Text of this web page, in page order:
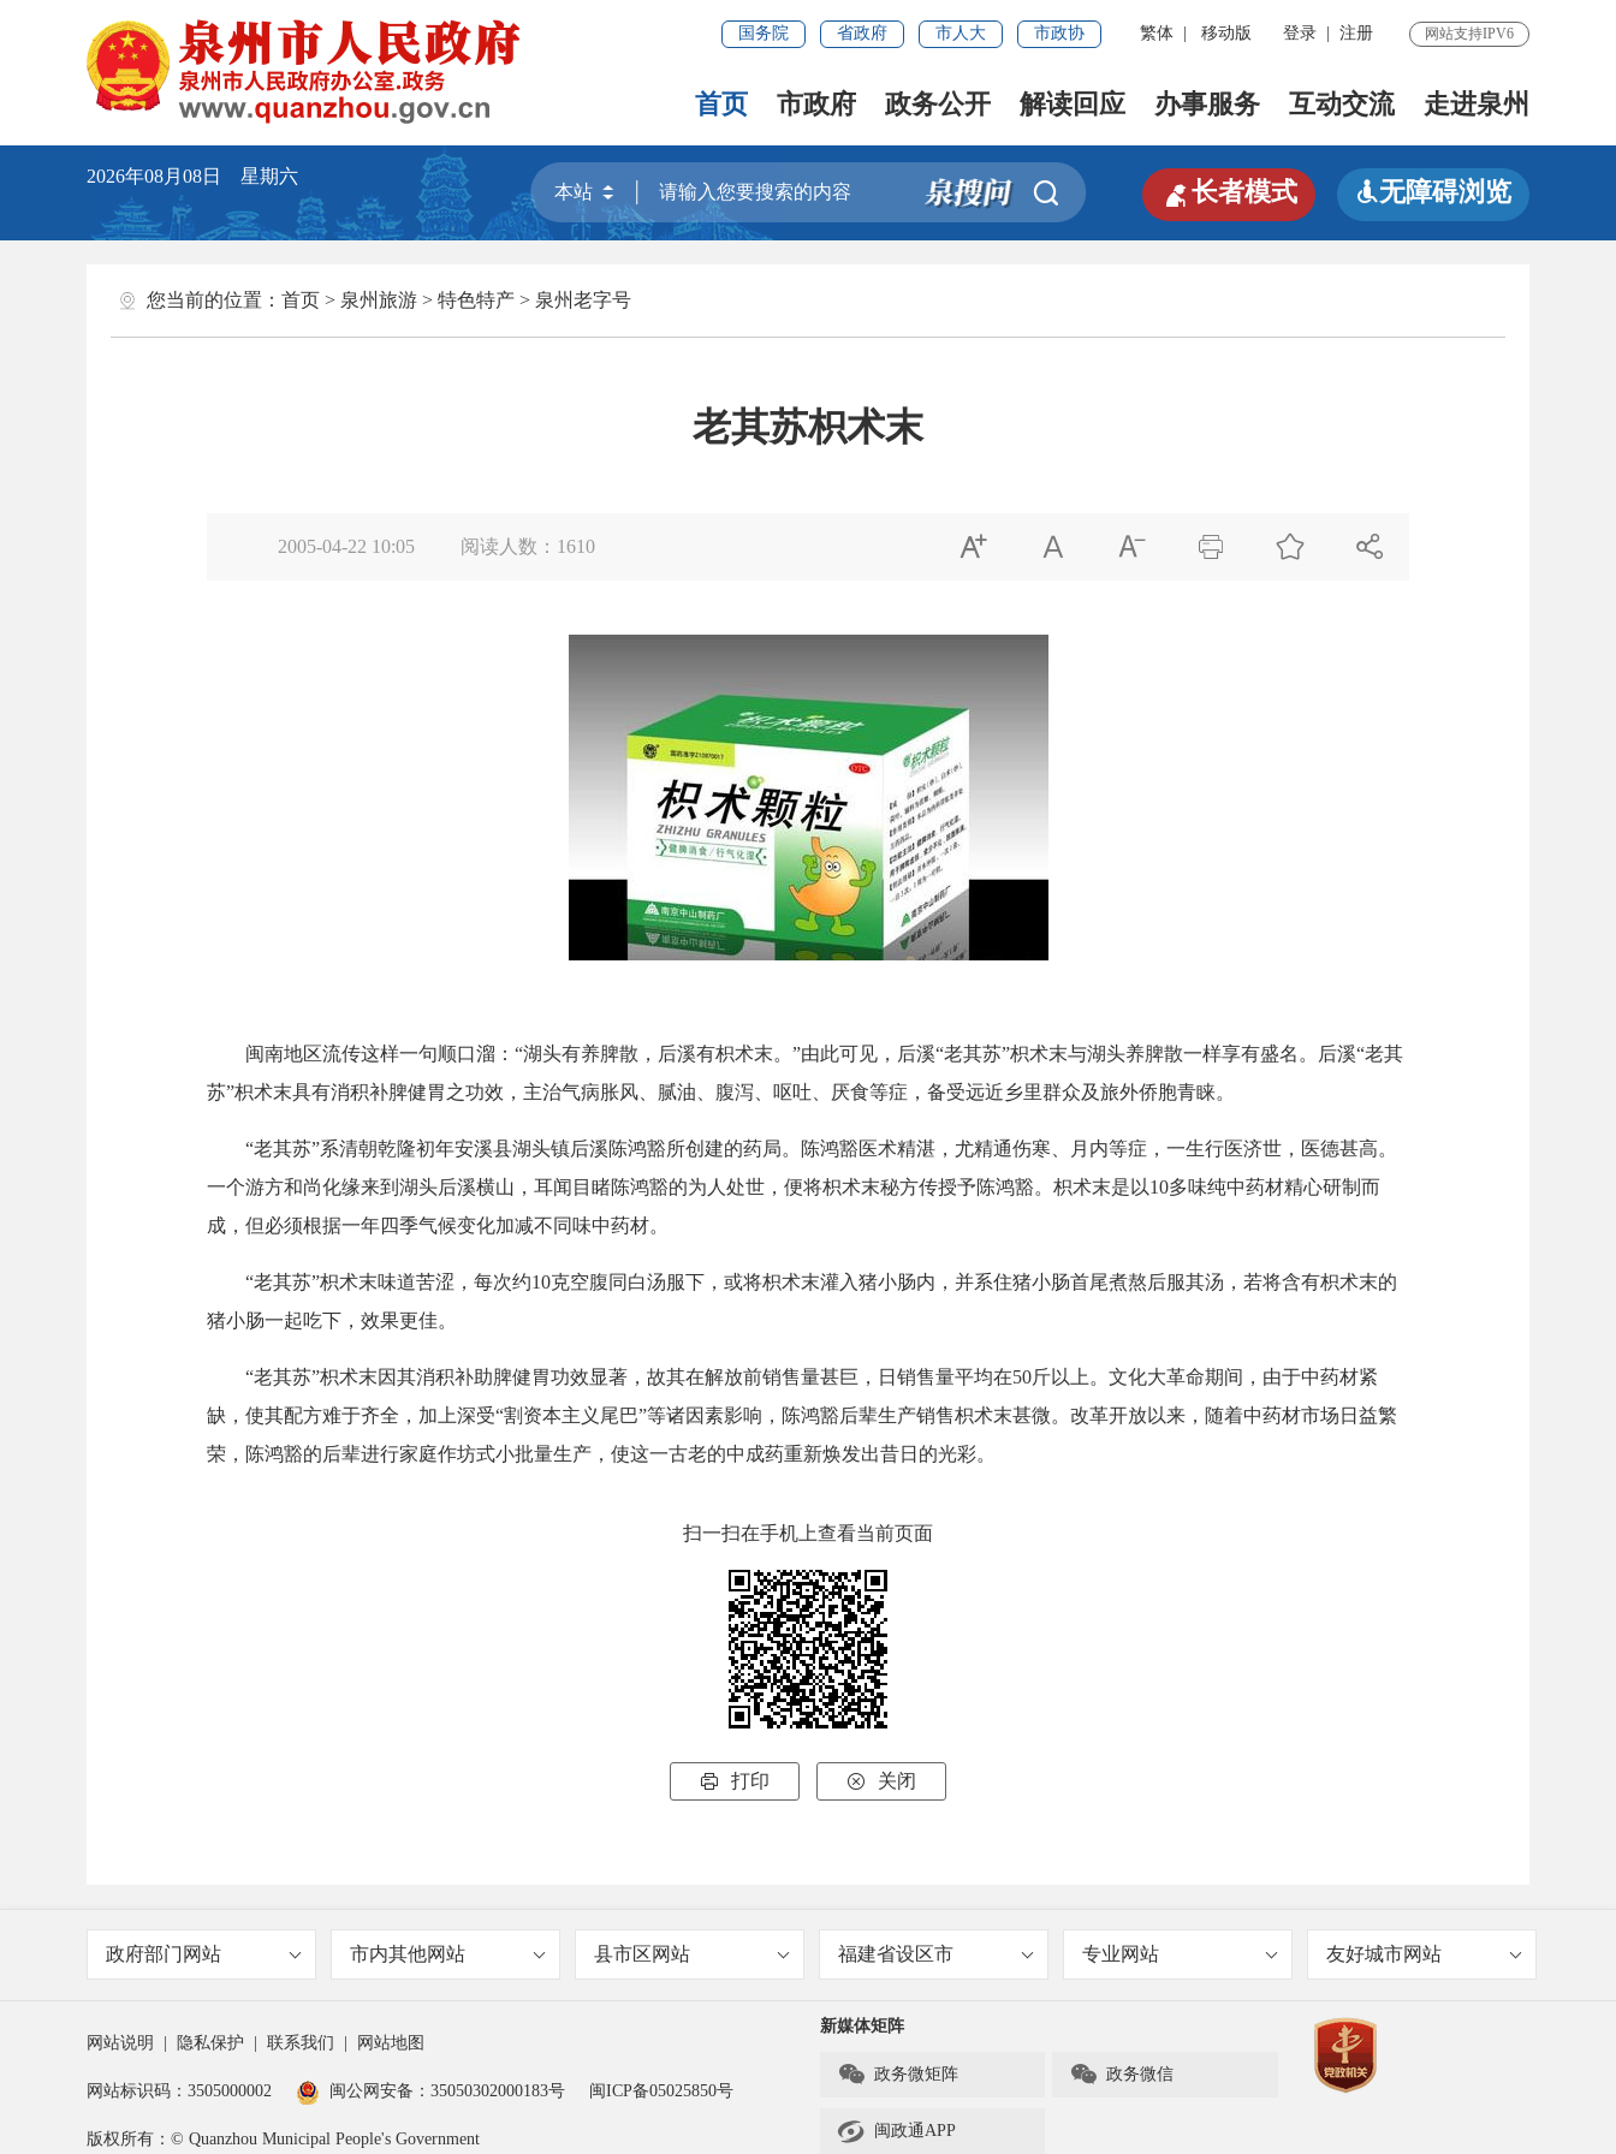
国务院 省政府 市人大 市政协 繁体 移动版 登录 注册 网站支持IPV6
首页 市政府 政务公开 解读回应 办事服务 互动交流 走进泉州
2026年08月08日 星期六
 长者模式 无障碍浏览
您当前的位置： 首页 > 泉州旅游 > 特色特产 > 泉州老字号
老其苏枳术末
2005-04-22 10:05 阅读人数： 1610      
闽南地区流传这样一句顺口溜：“湖头有养脾散，后溪有枳术末。”由此可见，后溪“老其苏”枳术末与湖头养脾散一样享有盛名。后溪“老其
苏”枳术末具有消积补脾健胃之功效，主治气病胀风、腻油、腹泻、呕吐、厌食等症，备受远近乡里群众及旅外侨胞青睐。
“老其苏”系清朝乾隆初年安溪县湖头镇后溪陈鸿豁所创建的药局。陈鸿豁医术精湛，尤精通伤寒、月内等症，一生行医济世，医德甚高。
一个游方和尚化缘来到湖头后溪横山，耳闻目睹陈鸿豁的为人处世，便将枳术末秘方传授予陈鸿豁。枳术末是以10多味纯中药材精心研制而
成，但必须根据一年四季气候变化加减不同味中药材。
“老其苏”枳术末味道苦涩，每次约10克空腹同白汤服下，或将枳术末灌入猪小肠内，并系住猪小肠首尾煮熬后服其汤，若将含有枳术末的
猪小肠一起吃下，效果更佳。
“老其苏”枳术末因其消积补助脾健胃功效显著，故其在解放前销售量甚巨，日销售量平均在50斤以上。文化大革命期间，由于中药材紧
缺，使其配方难于齐全，加上深受“割资本主义尾巴”等诸因素影响，陈鸿豁后辈生产销售枳术末甚微。改革开放以来，随着中药材市场日益繁
荣，陈鸿豁的后辈进行家庭作坊式小批量生产，使这一古老的中成药重新焕发出昔日的光彩。
扫一扫在手机上查看当前页面
 打印  关闭
政府部门网站 市内其他网站 县市区网站 福建省设区市 专业网站 友好城市网站
网站说明 隐私保护 联系我们 网站地图
网站标识码：3505000002 闽公网安备：35050302000183号 闽ICP备05025850号
版权所有：© Quanzhou Municipal People's Government
新媒体矩阵
 政务微矩阵  政务微信
 闽政通APP